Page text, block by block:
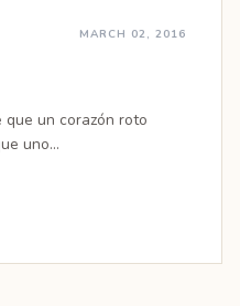
MARCH 02, 2016
un corazón roto
uno...